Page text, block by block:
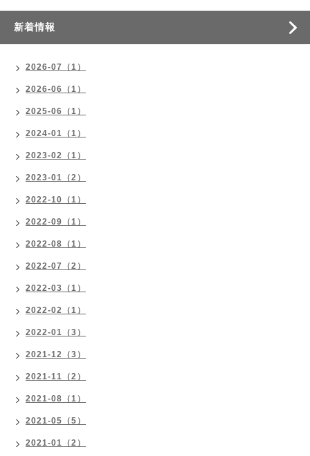
新着情報
2026-07（1）
2026-06（1）
2025-06（1）
2024-01（1）
2023-02（1）
2023-01（2）
2022-10（1）
2022-09（1）
2022-08（1）
2022-07（2）
2022-03（1）
2022-02（1）
2022-01（3）
2021-12（3）
2021-11（2）
2021-08（1）
2021-05（5）
2021-01（2）